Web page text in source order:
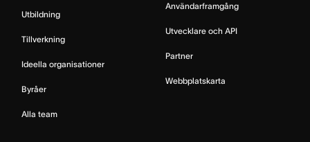
Utbildning
Tillverkning
Ideella organisationer
Byråer
Alla team
Användarframgång
Utvecklare och API
Partner
Webbplatskarta